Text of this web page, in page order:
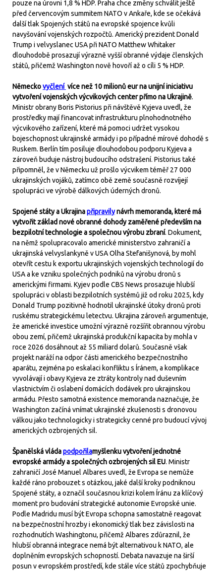
pouze na úrovni 1,8 % HDP. Praha chce změny schválit ještě
před červencovým summitem NATO v Ankaře, kde se očekává
další tlak Spojených států na evropské spojence kvůli
navyšování vojenských rozpočtů. Americký prezident Donald
Trump i velvyslanec USA při NATO Matthew Whitaker
dlouhodobě prosazují výrazně vyšší obranné výdaje členských
států, přičemž Washington nově hovoří až o cíli 5 % HDP.
Německovyčlení více než 10 milionů eur na unijní iniciativu
vytvoření vojenských výcvikových center přímo na Ukrajině.
Ministr obrany Boris Pistorius při návštěvě Kyjeva uvedl, že
prostředky mají financovat infrastrukturu plnohodnotného
výcvikového zařízení, které má pomoci udržet vysokou
bojeschopnost ukrajinské armády i po případné mírové dohodě s
Ruskem. Berlín tím posiluje dlouhodobou podporu Kyjeva a
zároveň buduje nástroj budoucího odstrašení. Pistorius také
připomněl, že v Německu už prošlo výcvikem téměř 27 000
ukrajinských vojáků, zatímco obě země současně rozvíjejí
spolupráci ve výrobě dálkových úderných dronů.
Spojené státy a Ukrajinapřipravilynávrh memoranda, které má
vytvořit základ nové obranné dohody zaměřené především na
bezpilotní technologie a společnou výrobu zbraní. Dokument,
na němž spolupracovalo americké ministerstvo zahraničí a
ukrajinská velvyslankyně v USA Olha Stefanišynová, by mohl
otevřít cestu k exportu ukrajinských vojenských technologií do
USA a ke vzniku společných podniků na výrobu dronů s
americkými firmami. Kyjev podle CBS News prosazuje hlubší
spolupráci v oblasti bezpilotních systémů již od roku 2025, kdy
Donald Trump pozitivně hodnotil ukrajinské útoky dronů proti
ruskému strategickému letectvu. Ukrajina zároveň argumentuje,
že americké investice umožní výrazně rozšířit obrannou výrobu
obou zemí, přičemž ukrajinská produkční kapacita by mohla v
roce 2026 dosáhnout až 55 miliard dolarů. Současně však
projekt naráží na odpor části amerického bezpečnostního
aparátu, zejména po eskalaci konfliktu s Íránem, a komplikace
vyvolávají i obavy Kyjeva ze ztráty kontroly nad duševním
vlastnictvím či oslabení domácích dodávek pro ukrajinskou
armádu. Přesto samotná existence memoranda naznačuje, že
Washington začíná vnímat ukrajinské zkušenosti s dronovou
válkou jako technologicky i strategicky cenné pro budoucí vývoj
amerických ozbrojených sil.
Španělská vládapodpořilamyšlenku vytvoření jednotné
evropské armády a společných ozbrojených sil EU. Ministr
zahraničí José Manuel Albares uvedl, že Evropa se nemůže
každé ráno probouzet s otázkou, jaké další kroky podniknou
Spojené státy, a označil současnou krizi kolem Íránu za klíčový
moment pro budování strategické autonomie Evropské unie.
Podle Madridu musí být Evropa schopna samostatně reagovat
na bezpečnostní hrozby i ekonomický tlak bez závislosti na
rozhodnutích Washingtonu, přičemž Albares zdůraznil, že
hlubší obranná integrace nemá být alternativou k NATO, ale
doplněním evropských schopností. Debata navazuje na širší
posun v evropském prostředí, kde stále více států zpochybňuje